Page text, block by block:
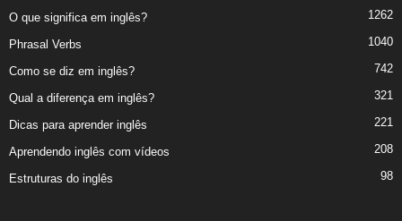
O que significa em inglês? 1262
Phrasal Verbs 1040
Como se diz em inglês? 742
Qual a diferença em inglês? 321
Dicas para aprender inglês 221
Aprendendo inglês com vídeos 208
Estruturas do inglês 98